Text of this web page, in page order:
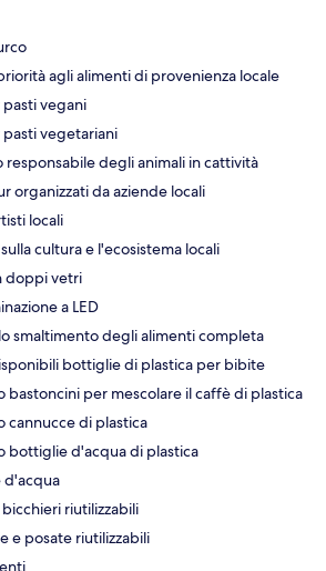
agli alimenti di provenienza locale
vegani
vegetariani
responsabile degli animali in cattività
organizzati da aziende locali
locali
cultura e l'ecosistema locali
doppi vetri
a LED
smaltimento degli alimenti completa
bottiglie di plastica per bibite
bastoncini per mescolare il caffè di plastica
cannucce di plastica
bottiglie d'acqua di plastica
d'acqua
bicchieri riutilizzabili
e posate riutilizzabili